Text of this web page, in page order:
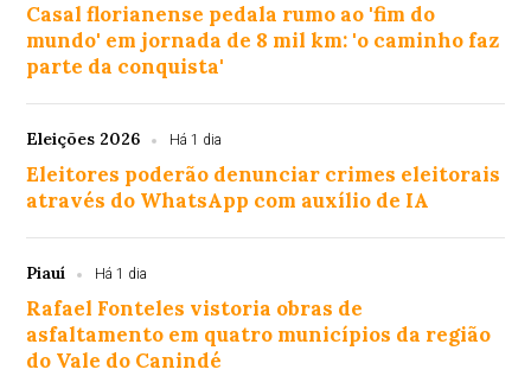
Casal florianense pedala rumo ao 'fim do
mundo' em jornada de 8 mil km: 'o caminho faz
parte da conquista'
Eleições 2026 Há 1 dia
Eleitores poderão denunciar crimes eleitorais
através do WhatsApp com auxílio de IA
Piauí Há 1 dia
Rafael Fonteles vistoria obras de
asfaltamento em quatro municípios da região
do Vale do Canindé